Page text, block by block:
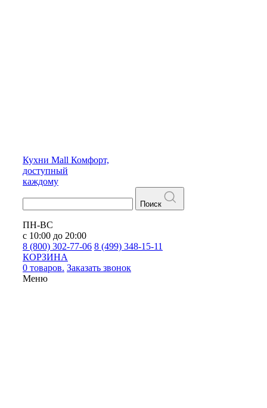
Кухни Mall Комфорт,
доступный
каждому
Поиск
ПН-ВС
с 10:00 до 20:00
8 (800) 302-77-06 8 (499) 348-15-11
КОРЗИНА
0 товаров. Заказать звонок
Меню